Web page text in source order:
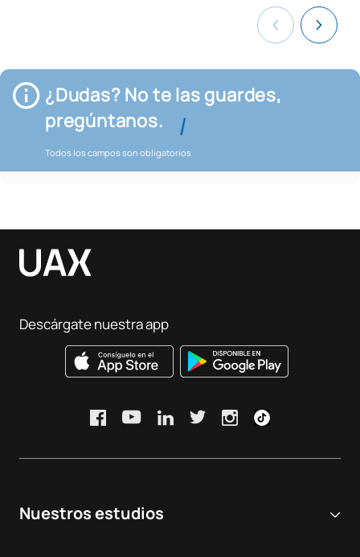
¿Dudas? No te las guardes,
pregúntanos.
Todos los campos son obligatorios
Nuestros estudios
Descárgate nuestra app